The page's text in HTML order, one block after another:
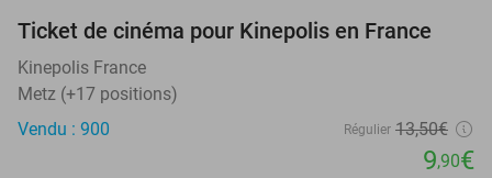
27%
OUT
Ticket de cinéma pour Kinepolis en France
Kinepolis France
Metz (+17 positions)
Vendu : 900
Régulier 13,50€
9,90€